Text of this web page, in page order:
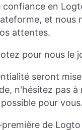
en
et nous
attentes.
pour nous le
seront
n'hésitez pas
pour vous.
de